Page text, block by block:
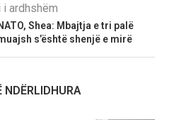
ardhshëm
Shea: Mbajtja e tri palë
s’është shenjë e mirë
NDËRLIDHURA